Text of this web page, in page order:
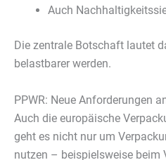
Auch
Die zentrale Botschaft lautet
belastbarer werden.
PPWR: Neue Anforderungen
Auch die europäische
geht es nicht nur um
nutzen – beispielsweise beim